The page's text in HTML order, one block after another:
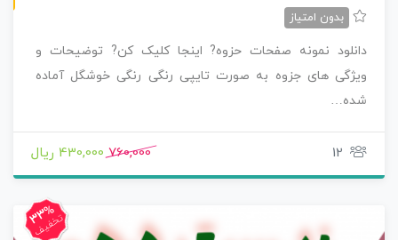
بدون امتیاز
دانلود نمونه صفحات حزوه? اینجا کلیک کن? توضیحات و
ویژگی های جزوه به صورت تایپی رنگی رنگی خوشگل آماده
شده…
12
760,000 430,000 ریال
33%
تخفیف